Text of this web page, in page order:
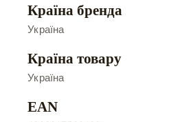
Країна бренда
Україна
Країна товару
Україна
EAN